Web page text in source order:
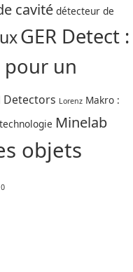
cavité détecteur de
GER Detect :
pour un
Detectors Lorenz Makro :
Minelab
objets